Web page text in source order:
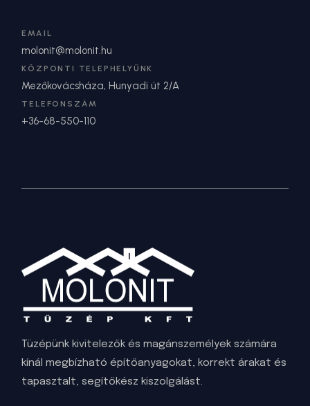
EMAIL
molonit@molonit.hu
KÖZPONTI TELEPHELYÜNK
Mezőkovácsháza, Hunyadi út 2/A
TELEFONSZÁM
+36-68-550-110
Tüzépünk kivitelezők és magánszemélyek számára
kínál megbízható építőanyagokat, korrekt árakat és
tapasztalt, segítőkész kiszolgálást.